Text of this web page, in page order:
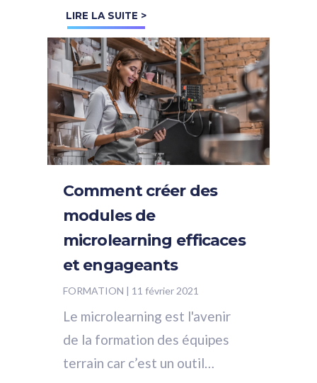
dépense à être réduite dans
beaucoup de secteurs et le...
LIRE LA SUITE >
Comment créer des
modules de
microlearning efficaces
et engageants
FORMATION | 11 février 2021
Le microlearning est l'avenir
de la formation des équipes
terrain car c’est un outil